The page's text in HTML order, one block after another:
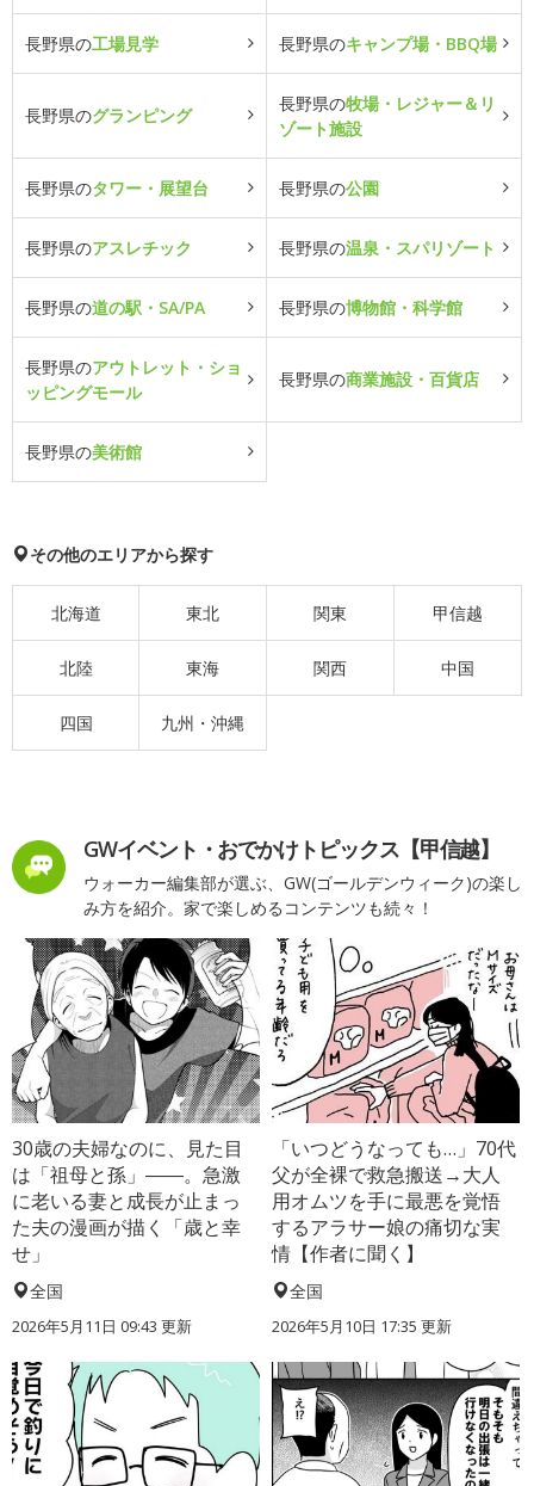
長野県の工場見学 長野県のキャンプ場・BBQ場
長野県のグランピング
長野県の牧場・レジャー＆リ
ゾート施設
長野県のタワー・展望台 長野県の公園
長野県のアスレチック 長野県の温泉・スパリゾート
長野県の道の駅・SA/PA 長野県の博物館・科学館
長野県のアウトレット・ショ
ッピングモール
長野県の商業施設・百貨店
長野県の美術館
その他のエリアから探す
北海道 東北 関東 甲信越
北陸 東海 関西 中国
四国 九州・沖縄
GWイベント・おでかけトピックス【甲信越】
ウォーカー編集部が選ぶ、GW(ゴールデンウィーク)の楽し
み方を紹介。家で楽しめるコンテンツも続々！
30歳の夫婦なのに、見た目
は「祖母と孫」――。急激
に老いる妻と成長が止まっ
た夫の漫画が描く「歳と幸
せ」
全国
2026年5月11日 09:43 更新
「いつどうなっても…」70代
父が全裸で救急搬送→大人
用オムツを手に最悪を覚悟
するアラサー娘の痛切な実
情【作者に聞く】
全国
2026年5月10日 17:35 更新